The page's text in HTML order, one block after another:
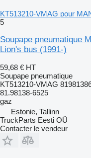
KT513210-VMAG pour
5
Soupape pneumatique
Lion's bus (1991-)
59,68 € HT
Soupape pneumatique
KT513210-VMAG
81.98138-6525
gaz
Estonie, Tallinn
TruckParts Eesti OÜ
Contacter le vendeur